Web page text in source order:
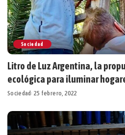
Sociedad
Litro de Luz Argentina, la
ecológica para iluminar
Sociedad 25 febrero, 2022